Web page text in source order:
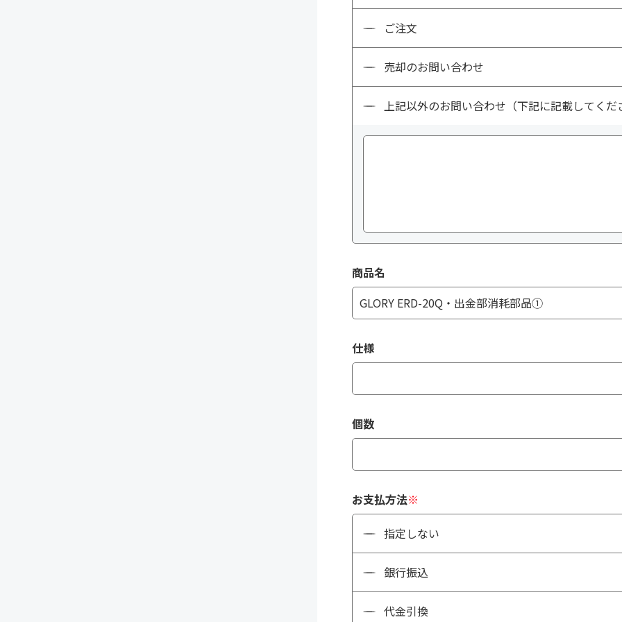
ご注文
売却のお問い合わせ
上記以外のお問い合わせ（下記に記載してくだ
商品名
仕様
個数
お支払方法※
指定しない
銀行振込
代金引換